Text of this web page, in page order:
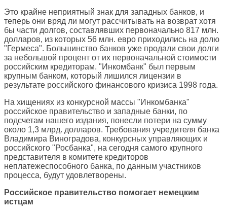
Это крайне неприятный знак для западных банков, и
теперь они вряд ли могут рассчитывать на возврат хотя
бы части долгов, составлявших первоначально 817 млн.
долларов, из которых 56 млн. евро приходились на долю
"Гермеса". Большинство банков уже продали свои долги
за небольшой процент от их первоначальной стоимости
российским кредиторам. "Инкомбанк" был первым
крупным банком, который лишился лицензии в
результате российского финансового кризиса 1998 года.
На хищениях из конкурсной массы "Инкомбанка"
российское правительство и западные банки, по
подсчетам нашего издания, понесли потери на сумму
около 1,3 млрд. долларов. Требования учредителя банка
Владимира Виноградова, конкурсных управляющих и
российского "Росбанка", на сегодня самого крупного
представителя в комитете кредиторов
неплатежеспособного банка, по данным участников
процесса, будут удовлетворены.
Российское правительство помогает немецким
истцам